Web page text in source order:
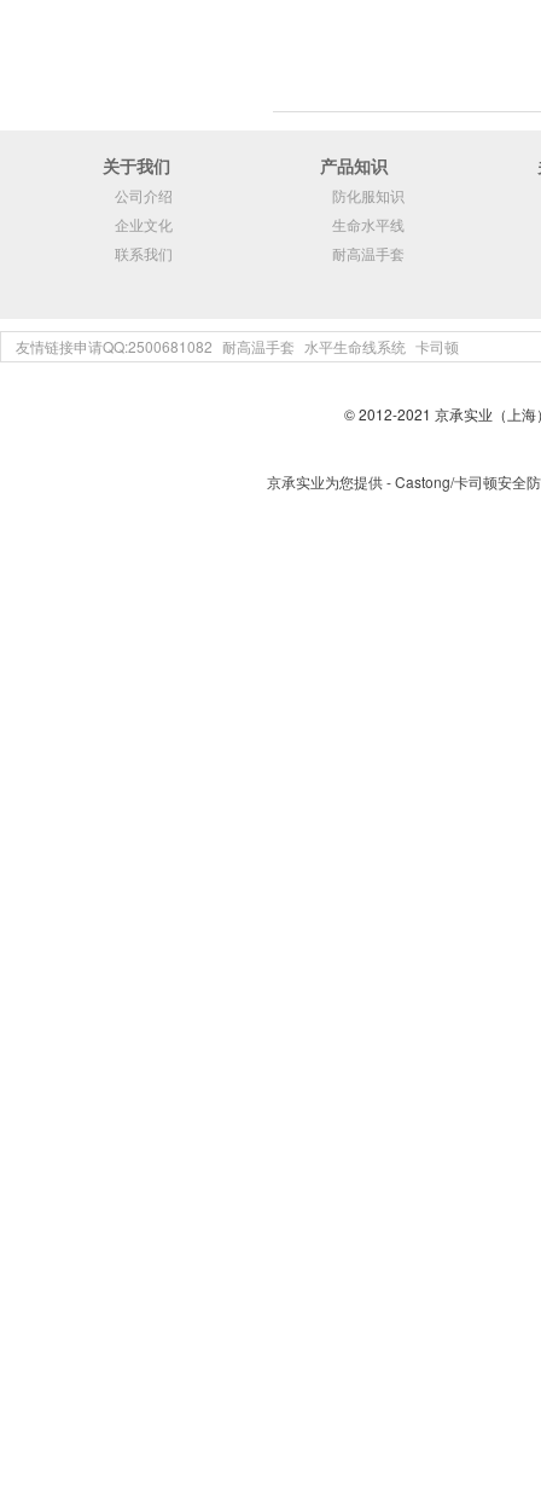
关于我们
公司介绍
企业文化
联系我们
产品知识
防化服知识
生命水平线
耐高温手套
友情链接申请QQ:2500681082 耐高温手套 水平生命线系统 卡司顿
© 2012-2021 京承实业（上
京承实业为您提供 - Castong/卡司顿安全